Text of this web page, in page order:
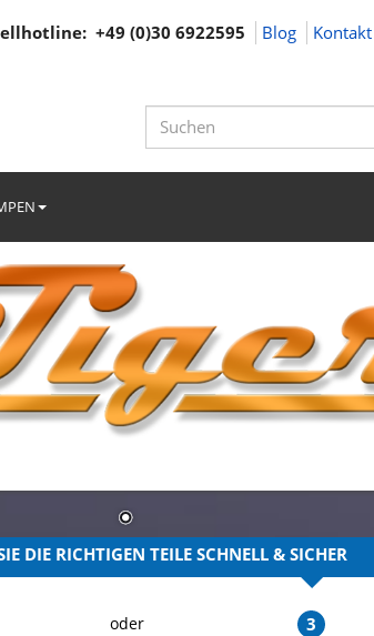
+49 (0)30 6922595 Blog Kontakt
DIE RICHTIGEN TEILE SCHNELL & SICHER
3